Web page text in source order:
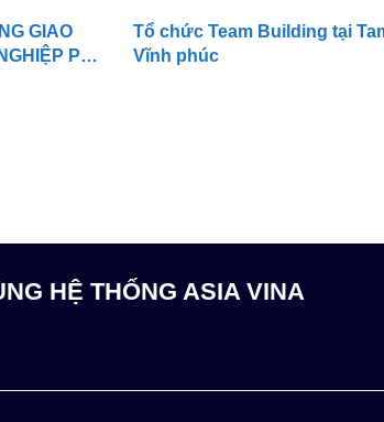
GIAO
PHÚ
Tổ chức Team Building tại
Vĩnh phúc
HỆ THỐNG ASIA VINA